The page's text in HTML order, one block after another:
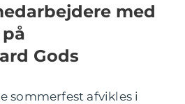
med
Gods
sommerfest afvikles i